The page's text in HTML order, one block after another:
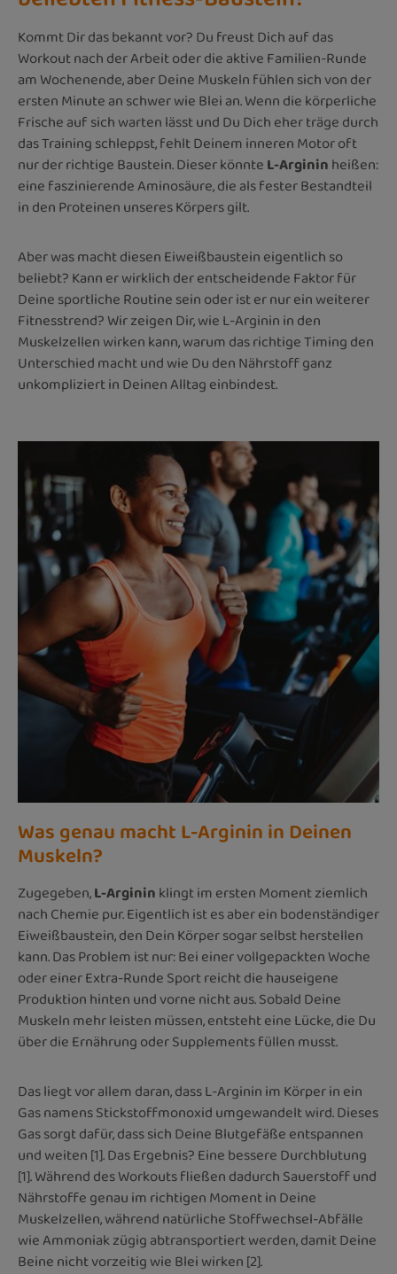
Kommt Dir das bekannt vor? Du freust Dich auf das
Workout nach der Arbeit oder die aktive Familien-Runde
am Wochenende, aber Deine Muskeln fühlen sich von der
ersten Minute an schwer wie Blei an. Wenn die körperliche
Frische auf sich warten lässt und Du Dich eher träge durch
das Training schleppst, fehlt Deinem inneren Motor oft
nur der richtige Baustein. Dieser könnteL-Argininheißen:
eine faszinierende Aminosäure, die als fester Bestandteil
in den Proteinen unseres Körpers gilt.
Aber was macht diesen Eiweißbaustein eigentlich so
beliebt? Kann er wirklich der entscheidende Faktor für
Deine sportliche Routine sein oder ist er nur ein weiterer
Fitnesstrend? Wir zeigen Dir, wie L-Arginin in den
Muskelzellen wirken kann, warum das richtige Timing den
Unterschied macht und wie Du den Nährstoff ganz
unkompliziert in Deinen Alltag einbindest.
Was genau macht L-Arginin in Deinen
Muskeln?
Zugegeben,L-Argininklingt im ersten Moment ziemlich
nach Chemie pur. Eigentlich ist es aber ein bodenständiger
Eiweißbaustein, den Dein Körper sogar selbst herstellen
kann. Das Problem ist nur: Bei einer vollgepackten Woche
oder einer Extra-Runde Sport reicht die hauseigene
Produktion hinten und vorne nicht aus. Sobald Deine
Muskeln mehr leisten müssen, entsteht eine Lücke, die Du
über die Ernährung oder Supplements füllen musst.
Das liegt vor allem daran, dass L-Arginin im Körper in ein
Gas namens Stickstoffmonoxid umgewandelt wird. Dieses
Gas sorgt dafür, dass sich Deine Blutgefäße entspannen
und weiten [1]. Das Ergebnis? Eine bessere Durchblutung
[1]. Während des Workouts fließen dadurch Sauerstoff und
Nährstoffe genau im richtigen Moment in Deine
Muskelzellen, während natürliche Stoffwechsel-Abfälle
wie Ammoniak zügig abtransportiert werden, damit Deine
Beine nicht vorzeitig wie Blei wirken [2].